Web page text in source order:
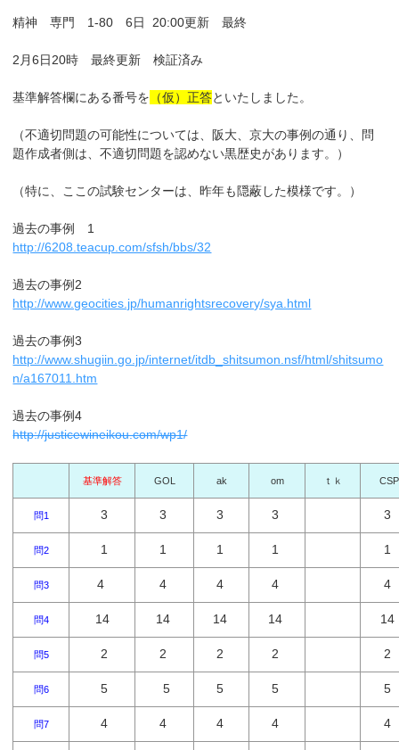
精神 専門 1-80 6日 20:00更新 最終
2月6日20時 最終更新 検証済み
基準解答欄にある番号を （仮）正答といたしました。
（不適切問題の可能性については、阪大、京大の事例の通り、問
題作成者側は、不適切問題を認めない黒歴史があります。）
（特に、ここの試験センターは、昨年も隠蔽した模様です。）
過去の事例 1
http://6208.teacup.com/sfsh/bbs/32
過去の事例2
http://www.geocities.jp/humanrightsrecovery/sya.html
過去の事例3
http://www.shugiin.go.jp/internet/itdb_shitsumon.nsf/html/shitsumo
n/a167011.htm
過去の事例4
http://justicewineikou.com/wp1/
基準解答 GOL ak om ｔｋ CSP
問1 3 3 3 3 3
問2 1 1 1 1 1
問3 4 4 4 4 4
問4 14 14 14 14 14
問5 2 2 2 2 2
問6 5 5 5 5 5
問7 4 4 4 4 4